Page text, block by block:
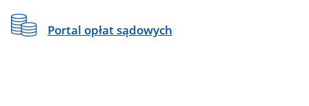
Portal opłat sądowych